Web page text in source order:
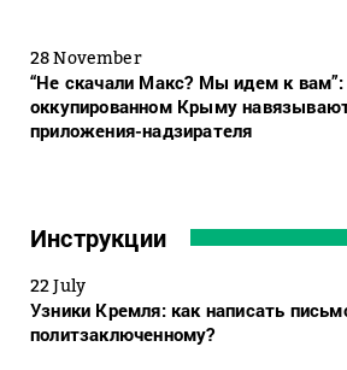
28 November
“Не скачали Макс? Мы идем к вам”:
оккупированном Крыму
приложения-надзирателя
Инструкции
22 July
Узники Кремля: как написать
политзаключенному?